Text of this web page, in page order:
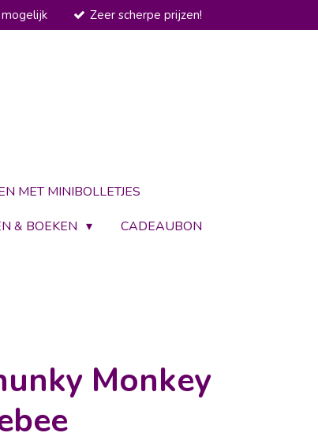
Zeer scherpe prijzen!
MET MINIBOLLETJES
& BOEKEN
CADEAUBON
Monkey